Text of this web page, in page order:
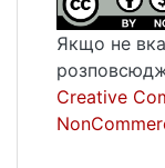
Якщо не
Creative